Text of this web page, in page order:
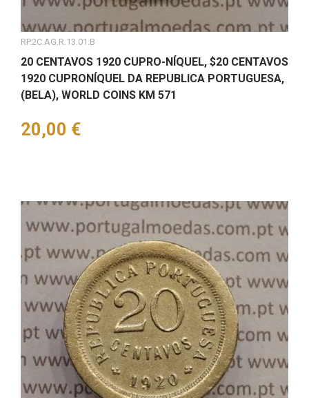
RP.2C.AG.R.13.01.B
20 CENTAVOS 1920 CUPRO-NÍQUEL, $20 CENTAVOS
1920 CUPRONÍQUEL DA REPUBLICA PORTUGUESA,
(BELA), WORLD COINS KM 571
Preço
20,00 €